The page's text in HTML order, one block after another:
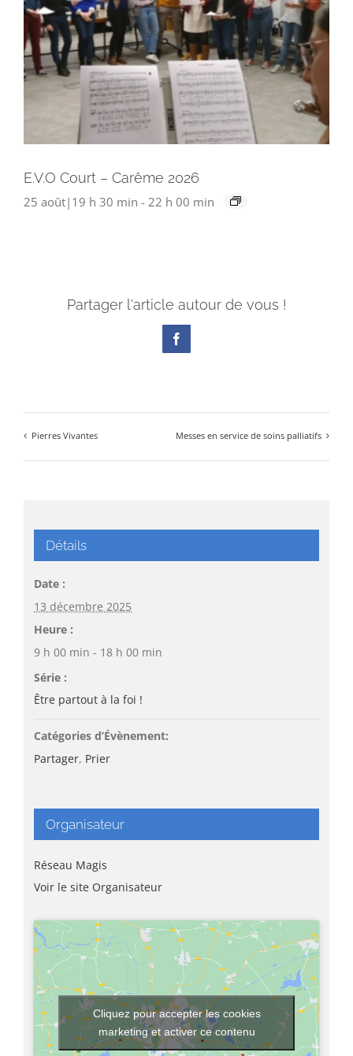
E.V.O Court – Carême 2026
25 août|19 h 30 min - 22 h 00 min
Partager l'article autour de vous !
Facebook
Pierres Vivantes Messes en service de soins palliatifs
Détails
Date :
13 décembre 2025
Heure :
9 h 00 min - 18 h 00 min
Série :
Être partout à la foi !
Catégories d’Évènement:
Partager, Prier
Organisateur
Réseau Magis
Voir le site Organisateur
Cliquez pour accepter les cookies
marketing et activer ce contenu